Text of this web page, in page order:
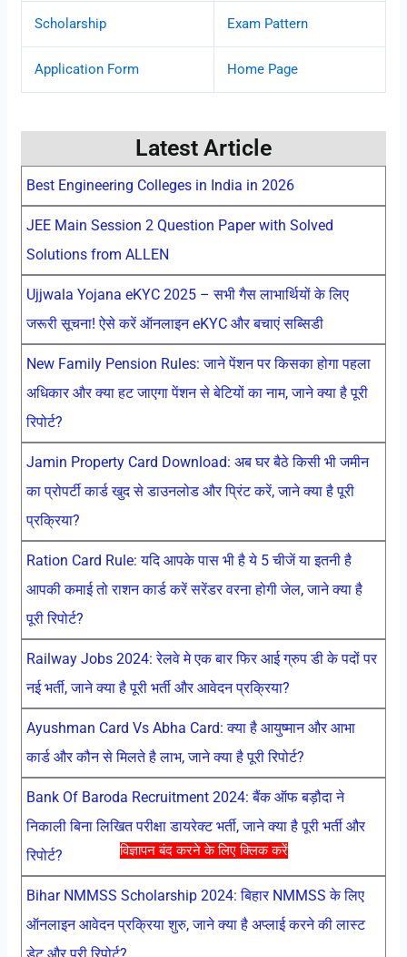
विज्ञापन बंद करने के लिए क्लिक करें
Scholarship Exam Pattern
Application Form Home Page
Latest Article
Best Engineering Colleges in India in 2026
JEE Main Session 2 Question Paper with Solved
Solutions from ALLEN
Ujjwala Yojana eKYC 2025 – सभी गैस लाभार्थियों के लिए
जरूरी सूचना! ऐसे करें ऑनलाइन eKYC और बचाएं सब्सिडी
New Family Pension Rules: जाने पेंशन पर किसका होगा पहला
अधिकार और क्या हट जाएगा पेंशन से बेटियों का नाम, जाने क्या है पूरी
रिपोर्ट?
Jamin Property Card Download: अब घर बैठे किसी भी जमीन
का प्रोपर्टी कार्ड खुद से डाउनलोड और प्रिंट करें, जाने क्या है पूरी
प्रक्रिया?
Ration Card Rule: यदि आपके पास भी है ये 5 चीजें या इतनी है
आपकी कमाई तो राशन कार्ड करें सरेंडर वरना होगी जेल, जाने क्या है
पूरी रिपोर्ट?
Railway Jobs 2024: रेलवे मे एक बार फिर आई ग्रुप डी के पदों पर
नई भर्ती, जाने क्या है पूरी भर्ती और आवेदन प्रक्रिया?
Ayushman Card Vs Abha Card: क्या है आयुष्मान और आभा
कार्ड और कौन से मिलते है लाभ, जाने क्या है पूरी रिपोर्ट?
Bank Of Baroda Recruitment 2024: बैंक ऑफ बड़ौदा ने
निकाली बिना लिखित परीक्षा डायरेक्ट भर्ती, जाने क्या है पूरी भर्ती और
रिपोर्ट?
Bihar NMMSS Scholarship 2024: बिहार NMMSS के लिए
ऑनलाइन आवेदन प्रक्रिया शुरु, जाने क्या है अप्लाई करने की लास्ट